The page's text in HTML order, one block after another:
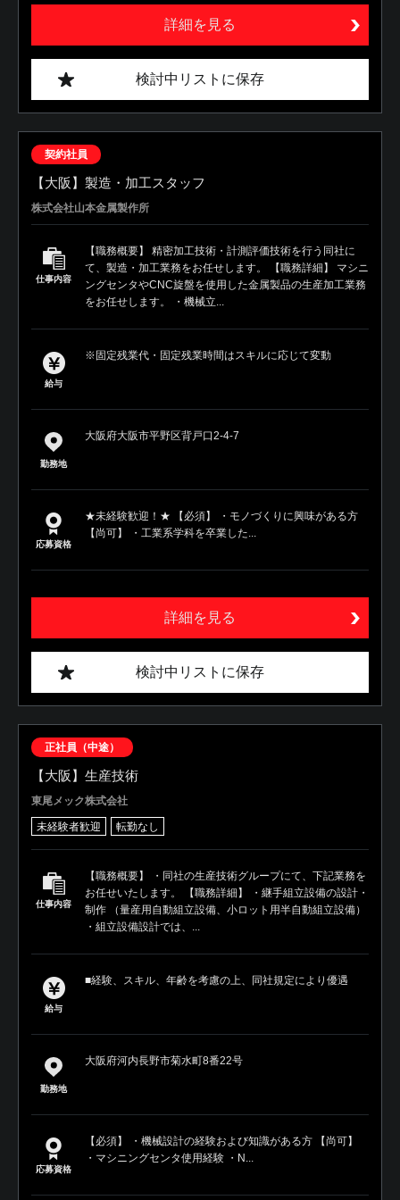
詳細を見る
検討中リストに保存
契約社員
【大阪】製造・加工スタッフ
株式会社山本金属製作所
仕事内容
【職務概要】 精密加工技術・計測評価技術を行う同社に
て、製造・加工業務をお任せします。 【職務詳細】 マシニ
ングセンタやCNC旋盤を使用した金属製品の生産加工業務
をお任せします。 ・機械立...
給与
※固定残業代・固定残業時間はスキルに応じて変動
勤務地
大阪府大阪市平野区背戸口2-4-7
応募資格
★未経験歓迎！★ 【必須】 ・モノづくりに興味がある方
【尚可】 ・工業系学科を卒業した...
詳細を見る
検討中リストに保存
正社員（中途）
【大阪】生産技術
東尾メック株式会社
未経験者歓迎 転勤なし
仕事内容
【職務概要】 ・同社の生産技術グループにて、下記業務を
お任せいたします。 【職務詳細】 ・継手組立設備の設計・
制作 （量産用自動組立設備、小ロット用半自動組立設備）
・組立設備設計では、...
給与
■経験、スキル、年齢を考慮の上、同社規定により優遇
勤務地
大阪府河内長野市菊水町8番22号
応募資格
【必須】 ・機械設計の経験および知識がある方 【尚可】
・マシニングセンタ使用経験 ・N...